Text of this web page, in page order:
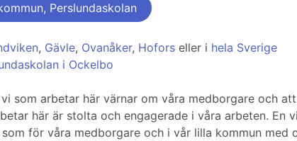
Perslundaskolan
, Gävle, Ovanåker, Hofors eller i hela Sverige
i Ockelbo
som arbetar här värnar om våra medborgare och
här är stolta och engagerade i våra arbeten. En
för våra medborgare och i vår lilla kommun